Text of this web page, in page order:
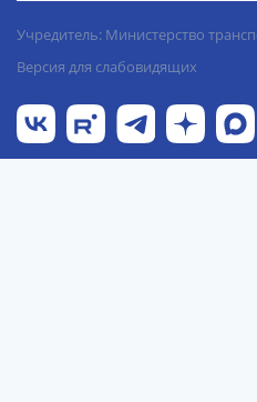
Учредитель: Министерство
Версия для слабовидящих